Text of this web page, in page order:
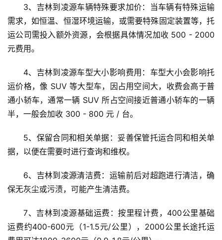
3、吉林到凌源车辆特殊要求加价：当车辆有特殊运输
需求，如恒温、恒湿环境运输，或需要特殊固定装置等，托
运公司需投入额外资源，会根据具体情况加收 500 - 2000
元费用。
4、吉林到凌源车型大小影响费用：车型大小会影响托
运价格，像 SUV 等大型车，因占用空间大，收费会高于普
通小轿车，通常一辆 SUV 所占空间接近普通小轿车的一辆
半，一般会加收 300 - 800 元 / 台。
5、保留合同和相关单据：妥善保管托运合同和相关单
据，以便在需要时进行查询和维权。
6、吉林到凌源清洁费：运输前后对超跑进行清洁，确
保无灰尘或污渍，可能产生清洁费。
7、吉林到凌源基础运费：按里程计费，400公里基础
运费约400-600元（1-1.5元/公里），2000公里长途托运